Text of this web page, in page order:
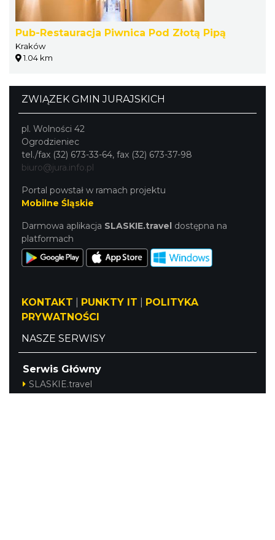
Pub-Restauracja Piwnica Pod Złotą Pipą
Kraków
1.04 km
ZWIĄZEK GMIN JURAJSKICH
pl. Wolności 42
Ogrodzieniec
tel./fax (32) 673-33-64, fax (32) 673-37-98
biuro@jura.info.pl
Portal powstał w ramach projektu
Mobilne Śląskie
Darmowa aplikacja SLASKIE.travel dostępna na
platformach
KONTAKT PUNKTY IT
POLITYKA
PRYWATNOŚCI
NASZE SERWISY
Serwis Główny
SLASKIE.travel